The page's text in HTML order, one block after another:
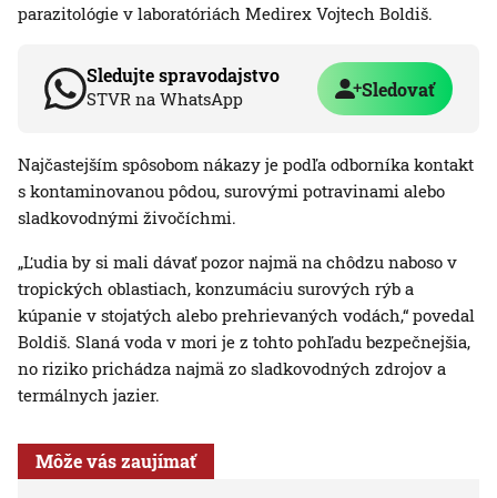
parazitológie v laboratóriách Medirex Vojtech Boldiš.
Sledujte spravodajstvo
STVR na WhatsApp Sledovať
Najčastejším spôsobom nákazy je podľa odborníka kontakt
s kontaminovanou pôdou, surovými potravinami alebo
sladkovodnými živočíchmi.
„Ľudia by si mali dávať pozor najmä na chôdzu naboso v
tropických oblastiach, konzumáciu surových rýb a
kúpanie v stojatých alebo prehrievaných vodách,“ povedal
Boldiš. Slaná voda v mori je z tohto pohľadu bezpečnejšia,
no riziko prichádza najmä zo sladkovodných zdrojov a
termálnych jazier.
Môže vás zaujímať